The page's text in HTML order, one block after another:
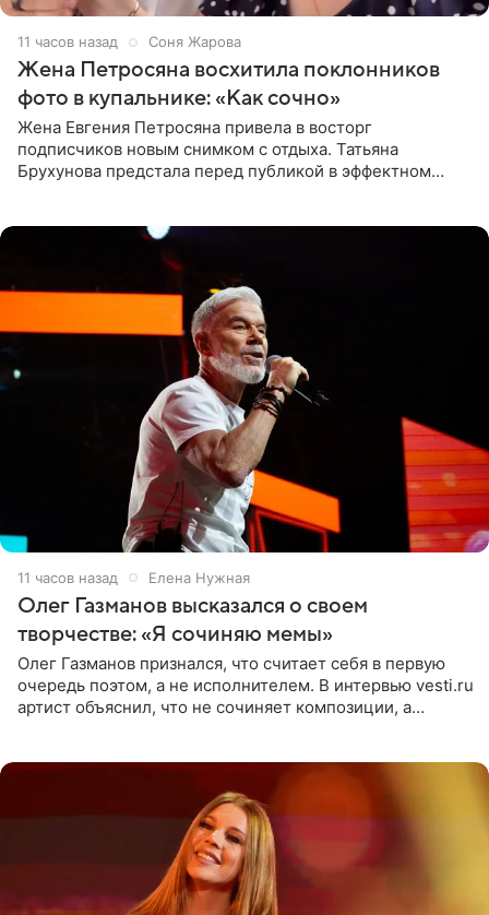
11 часов назад Соня Жарова
Жена Петросяна восхитила поклонников
фото в купальнике: «Как сочно»
Жена Евгения Петросяна привела в восторг
подписчиков новым снимком с отдыха. Татьяна
Брухунова предстала перед публикой в эффектном
11 часов назад Елена Нужная
Олег Газманов высказался о своем
творчестве: «Я сочиняю мемы»
Олег Газманов признался, что считает себя в первую
очередь поэтом, а не исполнителем. В интервью vesti.ru
артист объяснил, что не сочиняет композиции, а